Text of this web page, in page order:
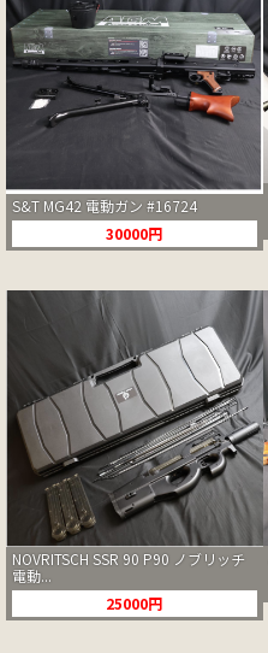
S&T MG42 電動ガン #16724
30000円
NOVRITSCH SSR 90 P90 ノブリッチ
電動...
25000円